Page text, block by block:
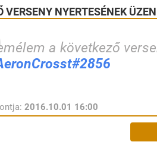
VERSENY NYERTESÉNEK
a következő
2016.10.01 16:00